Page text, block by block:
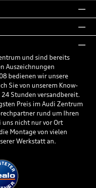
und sind bereits
Auszeichnungen
bedienen wir unsere
Sie von unserem Know-
Stunden versandbereit.
Preis im Audi Zentrum
rund um Ihren
nicht nur vor Ort
Montage von vielen
Werkstatt an.